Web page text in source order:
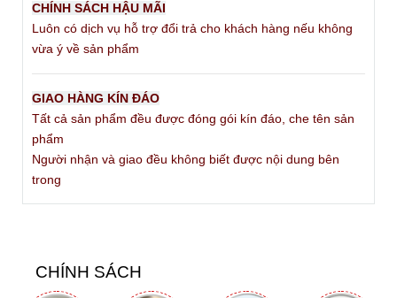
CHÍNH SÁCH HẬU MÃI
Luôn có dịch vụ hỗ trợ đổi trả cho khách hàng nếu không
vừa ý về sản phẩm
GIAO HÀNG KÍN ĐÁO
Tất cả sản phẩm đều được đóng gói kín đáo, che tên sản
phẩm
Người nhận và giao đều không biết được nội dung bên
trong
CHÍNH SÁCH